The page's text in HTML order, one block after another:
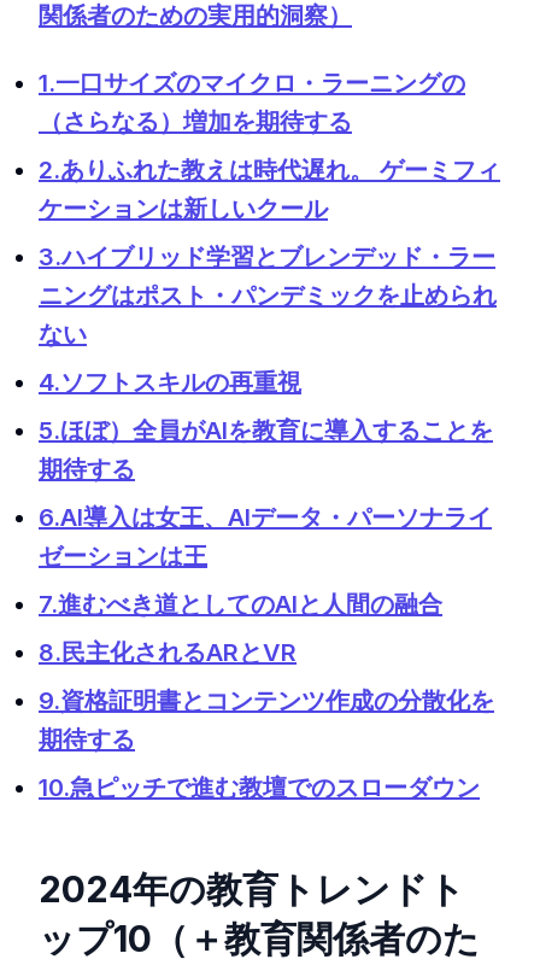
関係者のための実用的洞察）
1.一口サイズのマイクロ・ラーニングの
（さらなる）増加を期待する
2.ありふれた教えは時代遅れ。 ゲーミフィ
ケーションは新しいクール
3.ハイブリッド学習とブレンデッド・ラー
ニングはポスト・パンデミックを止められ
ない
4.ソフトスキルの再重視
5.ほぼ）全員がAIを教育に導入することを
期待する
6.AI導入は女王、AIデータ・パーソナライ
ゼーションは王
7.進むべき道としてのAIと人間の融合
8.民主化されるARとVR
9.資格証明書とコンテンツ作成の分散化を
期待する
10.急ピッチで進む教壇でのスローダウン
2024年の教育トレンドト
ップ10（＋教育関係者のた